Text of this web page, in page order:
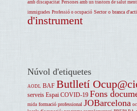
amb discapacitat Persones amb un trastorn de salut
immigrades Professió o ocupació Sector o branca
d'instrument
Núvol d'etiquetes
AODL BAF Butlletí
serveis Espai COVID-19 Fons
mida formació professional JOBarcelona